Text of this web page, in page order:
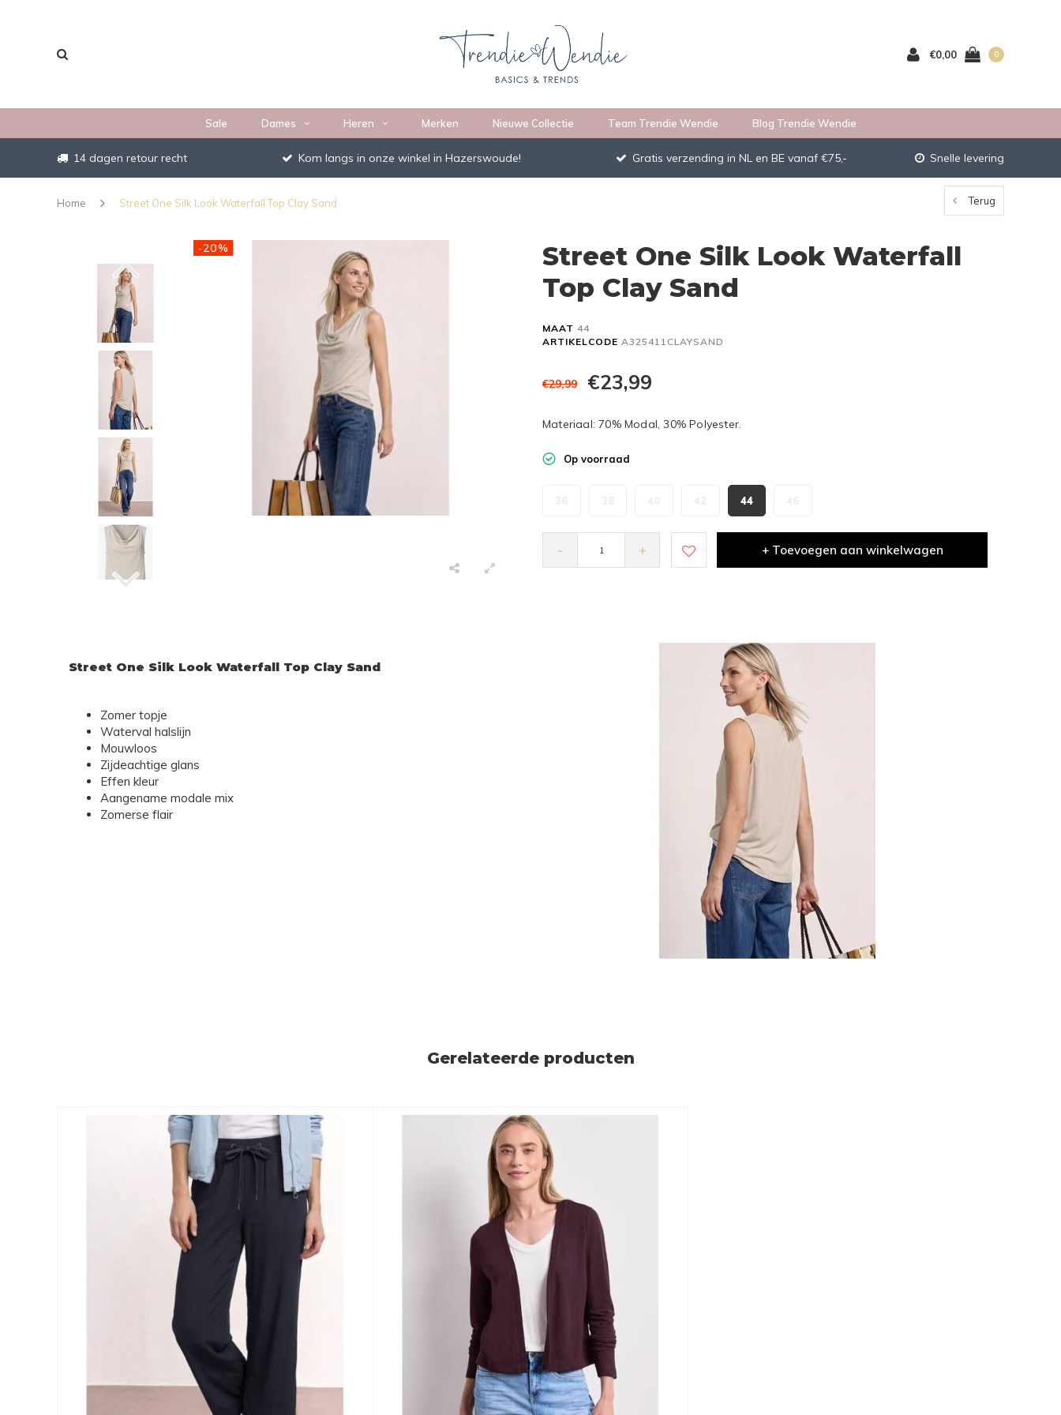
€0,00 0
Sale Dames Heren Merken Nieuwe Collectie Team Trendie Wendie Blog Trendie Wendie
14 dagen retour recht Kom langs in onze winkel in Hazerswoude! Gratis verzending in NL en BE vanaf €75,- Snelle levering
Home Street One Silk Look Waterfall Top Clay Sand Terug
-20%
Street One Silk Look Waterfall
Top Clay Sand
MAAT 44
ARTIKELCODE A325411CLAYSAND
€29,99 €23,99
Materiaal: 70% Modal, 30% Polyester.
Op voorraad
44
- + + Toevoegen aan winkelwagen
Street One Silk Look Waterfall Top Clay Sand
Zomer topje
Waterval halslijn
Mouwloos
Zijdeachtige glans
Effen kleur
Aangename modale mix
Zomerse flair
Gerelateerde producten